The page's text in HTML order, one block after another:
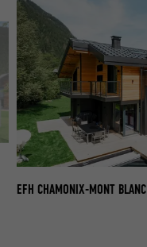
EFH CHAMONIX-MONT BLANC